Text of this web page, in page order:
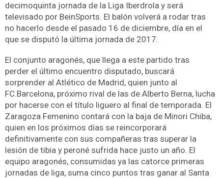
decimoquinta jornada de la Liga Iberdrola y será
televisado por BeinSports. El balón volverá a rodar tras
no hacerlo desde el pasado 16 de diciembre, día en el
que se disputó la última jornada de 2017.
El conjunto aragonés, que llega a este partido tras
perder el último encuentro disputado, buscará
sorprender al Atlético de Madrid, quien junto al
FC.Barcelona, próximo rival de las de Alberto Berna, lucha
por hacerse con el título liguero al final de temporada. El
Zaragoza Femenino contará con la baja de Minori Chiba,
quien en los próximos días se reincorporará
definitivamente con sus compañeras tras superar la
lesión de tibia y peroné sufrida hace justo un año. El
equipo aragonés, consumidas ya las catorce primeras
jornadas de liga, suma cinco puntos tras ganar al Santa